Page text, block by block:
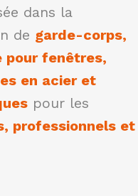
dans la
de garde-corps,
pour fenêtres,
en acier et
pour les
professionnels et